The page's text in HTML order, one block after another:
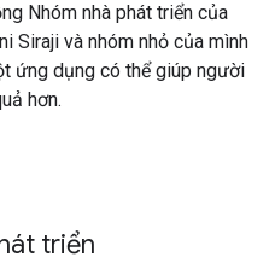
Nhóm nhà phát triển của
Siraji và nhóm nhỏ của mình
ứng dụng có thể giúp người
hơn.
triển